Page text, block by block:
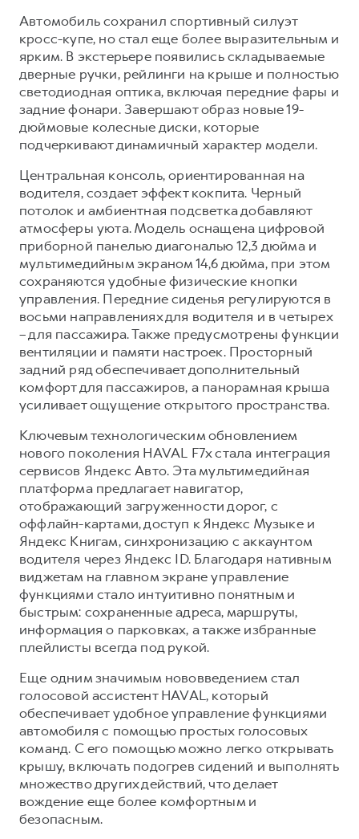
Автомобиль сохранил спортивный силуэт
кросс-купе, но стал еще более выразительным и
ярким. В экстерьере появились складываемые
дверные ручки, рейлинги на крыше и полностью
светодиодная оптика, включая передние фары и
задние фонари. Завершают образ новые 19-
дюймовые колесные диски, которые
подчеркивают динамичный характер модели.
Центральная консоль, ориентированная на
водителя, создает эффект кокпита. Черный
потолок и амбиентная подсветка добавляют
атмосферы уюта. Модель оснащена цифровой
приборной панелью диагональю 12,3 дюйма и
мультимедийным экраном 14,6 дюйма, при этом
сохраняются удобные физические кнопки
управления. Передние сиденья регулируются в
восьми направлениях для водителя и в четырех
– для пассажира. Также предусмотрены функции
вентиляции и памяти настроек. Просторный
задний ряд обеспечивает дополнительный
комфорт для пассажиров, а панорамная крыша
усиливает ощущение открытого пространства.
Ключевым технологическим обновлением
нового поколения HAVAL F7x стала интеграция
сервисов Яндекс Авто. Эта мультимедийная
платформа предлагает навигатор,
отображающий загруженности дорог, с
оффлайн-картами, доступ к Яндекс Музыке и
Яндекс Книгам, синхронизацию с аккаунтом
водителя через Яндекс ID. Благодаря нативным
виджетам на главном экране управление
функциями стало интуитивно понятным и
быстрым: сохраненные адреса, маршруты,
информация о парковках, а также избранные
плейлисты всегда под рукой.
Еще одним значимым нововведением стал
голосовой ассистент HAVAL, который
обеспечивает удобное управление функциями
автомобиля с помощью простых голосовых
команд. С его помощью можно легко открывать
крышу, включать подогрев сидений и выполнять
множество других действий, что делает
вождение еще более комфортным и
безопасным.